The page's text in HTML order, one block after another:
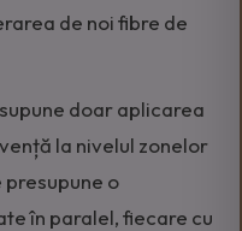
de noi fibre de
doar aplicarea
la nivelul zonelor
o
în paralel, fiecare cu